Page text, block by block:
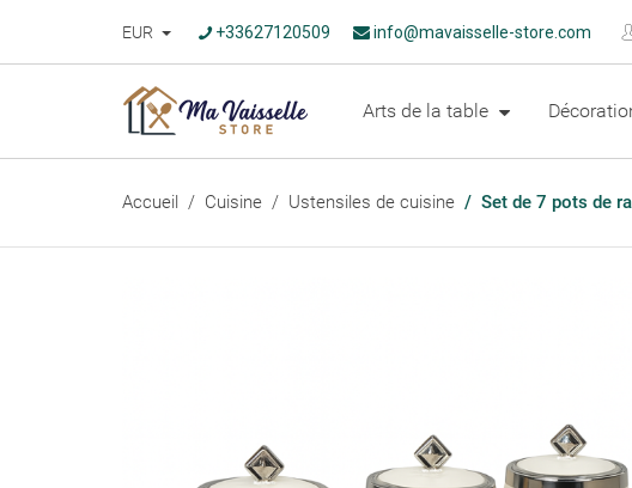
EUR +33627120509 info@mavaisselle-store.com
Arts de la table
Accueil Cuisine Ustensiles de cuisine Set de 7 pots de